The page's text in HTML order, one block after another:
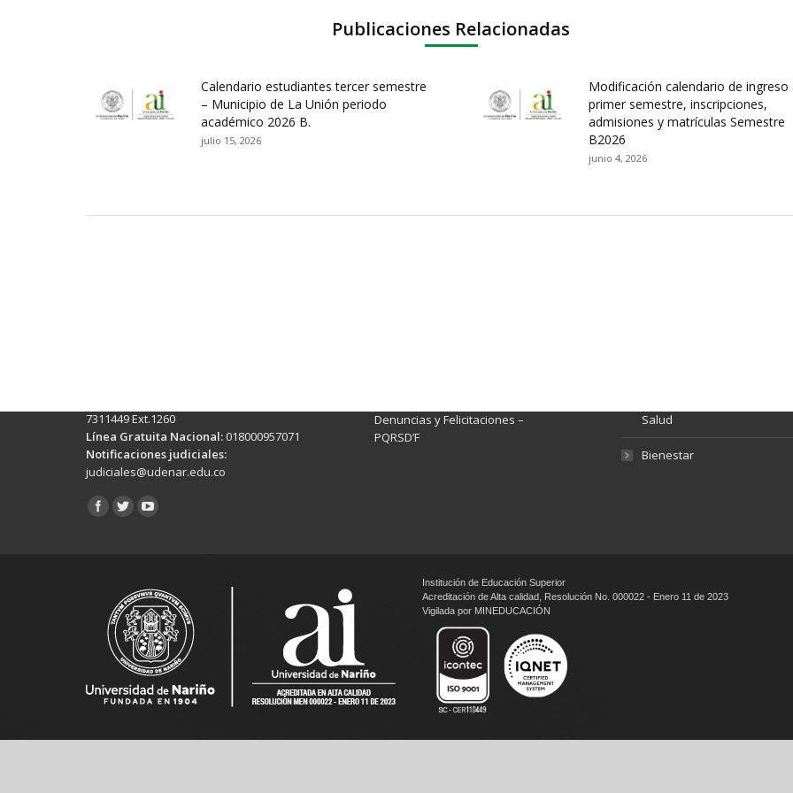
Publicaciones Relacionadas
Calendario estudiantes tercer semestre
– Municipio de La Unión periodo
académico 2026 B.
julio 15, 2026
Modificación calendario de ingreso
primer semestre, inscripciones,
admisiones y matrículas Semestre
B2026
junio 4, 2026
7311449 Ext.1260
Línea Gratuita Nacional: 018000957071
Notificaciones judiciales:
judiciales@udenar.edu.co
Encuéntranos en:
Denuncias y Felicitaciones –
PQRSD’F
Salud
Bienestar
Institución de Educación Superior
Acreditación de Alta calidad, Resolución No. 000022 - Enero 11 de 2023
Vigilada por MINEDUCACIÓN